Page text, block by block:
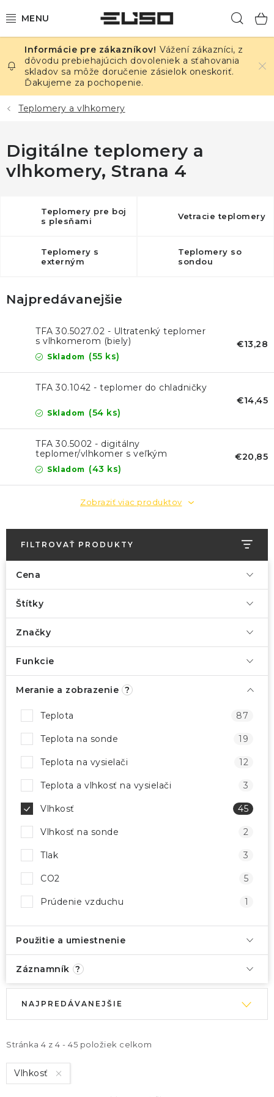
na
ELEKTRINA
TEPLOTA A VLHKOSŤ
TLAK A ÚNIKY
ZÁZNAMNÍKY
KALIBRÁCIA
TLAČ DPS
BLOG
ZNAČKY
Obchodné podmienky GDPR Slovník pojmov
Vážení zákazníci, z
dôvodu prebiehajúcich dovoleniek a sťahovania
skladov sa môže doručenie zásielok oneskoriť.
Ďakujeme za pochopenie.
Teplomery a vlhkomery
Digitálne teplomery a
vlhkomery, Strana 4
Teplomery pre boj
s plesňami
Vetracie teplomery
Teplomery s
externým
Teplomery so
sondou
Najpredávanejšie
TFA 30.5027.02 - Ultratenký teplomer
s vlhkomerom (biely)
Skladom (55 ks)
€13,28
TFA 30.1042 - teplomer do chladničky
Skladom (54 ks)
€14,45
TFA 30.5002 - digitálny
teplomer/vlhkomer s veľkým
displejom
Skladom (43 ks)
€20,85
Zobraziť viac produktov
FILTROVAŤ PRODUKTY
Cena
Štítky
Značky
Funkcie
Meranie a zobrazenie ?
Teplota 87
Teplota na sonde 19
Teplota na vysielači 12
Teplota a vlhkosť na vysielači 3
Vlhkosť 45
Vlhkosť na sonde 2
Tlak 3
CO2 5
Prúdenie vzduchu 1
Použitie a umiestnenie
Záznamník ?
i
s
p
Stránka 4 z 4 - 45 položiek celkom
e
n
i
NAJPREDÁVANEJŠIE
Vlhkosť